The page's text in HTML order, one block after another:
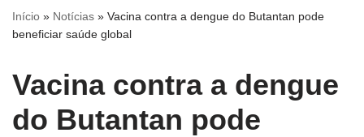
Início » Notícias » Vacina contra a dengue do Butantan pode
beneficiar saúde global
Vacina contra a dengue
do Butantan pode